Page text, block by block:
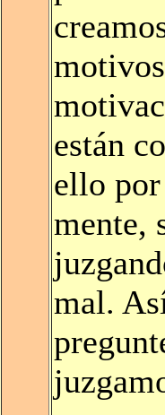
están
ello
mente,
mal.